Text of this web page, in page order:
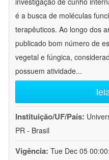
é a busca de moléculas
terapêuticos. Ao longo dos
publicado bom número de
vegetal e fúngica,
possuem atividade...
Instituição/UF/País:
PR - Brasil
Vigência: Tue Dec 05